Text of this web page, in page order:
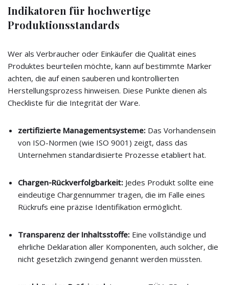
Indikatoren für hochwertige
Produktionsstandards
Wer als Verbraucher oder Einkäufer die Qualität eines
Produktes beurteilen möchte, kann auf bestimmte Marker
achten, die auf einen sauberen und kontrollierten
Herstellungsprozess hinweisen. Diese Punkte dienen als
Checkliste für die Integrität der Ware.
zertifizierte Managementsysteme: Das Vorhandensein
von ISO-Normen (wie ISO 9001) zeigt, dass das
Unternehmen standardisierte Prozesse etabliert hat.
Chargen-Rückverfolgbarkeit: Jedes Produkt sollte eine
eindeutige Chargennummer tragen, die im Falle eines
Rückrufs eine präzise Identifikation ermöglicht.
Transparenz der Inhaltsstoffe: Eine vollständige und
ehrliche Deklaration aller Komponenten, auch solcher, die
nicht gesetzlich zwingend genannt werden müssten.